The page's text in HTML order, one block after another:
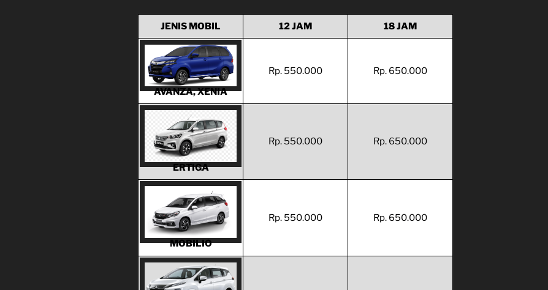
JENIS MOBIL 12 JAM 18 JAM
AVANZA, XENIA
Rp. 550.000 Rp. 650.000
ERTIGA
Rp. 550.000 Rp. 650.000
MOBILIO
Rp. 550.000 Rp. 650.000